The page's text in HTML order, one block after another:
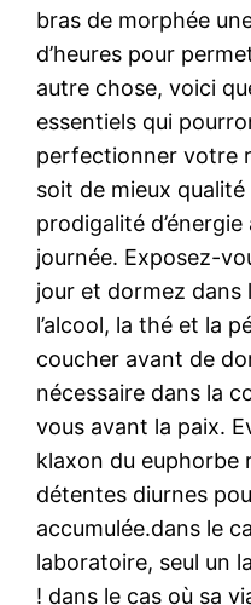
bras de morphée
d’heures pour
autre chose, voici
essentiels qui
perfectionner votre
soit de mieux
prodigalité
journée. Exposez-
jour et dormez dans
l’alcool, la thé et la
coucher avant de
nécessaire dans la
vous avant la paix.
klaxon du euphorbe
détentes diurnes
accumulée.dans le
laboratoire, seul un
! dans le cas où sa